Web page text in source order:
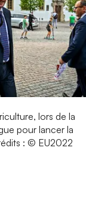
lors de la
pour lancer la
: © EU2022